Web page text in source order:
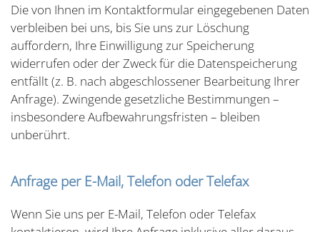
Die von Ihnen im Kontaktformular eingegebenen Daten
verbleiben bei uns, bis Sie uns zur Löschung
auffordern, Ihre Einwilligung zur Speicherung
widerrufen oder der Zweck für die Datenspeicherung
entfällt (z. B. nach abgeschlossener Bearbeitung Ihrer
Anfrage). Zwingende gesetzliche Bestimmungen –
insbesondere Aufbewahrungsfristen – bleiben
unberührt.
Anfrage per E-Mail, Telefon oder Telefax
Wenn Sie uns per E-Mail, Telefon oder Telefax